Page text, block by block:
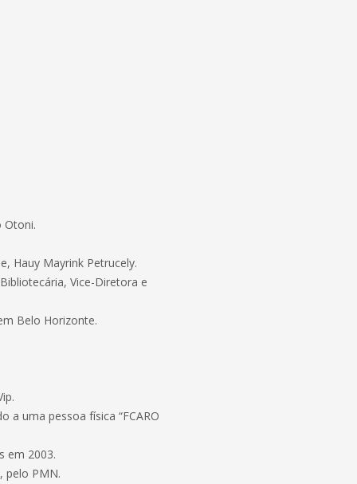
Otoni.
Hauy Mayrink Petrucely.
Vice-Diretora e
Belo Horizonte.
a uma pessoa física “FCARO
em 2003.
pelo PMN.